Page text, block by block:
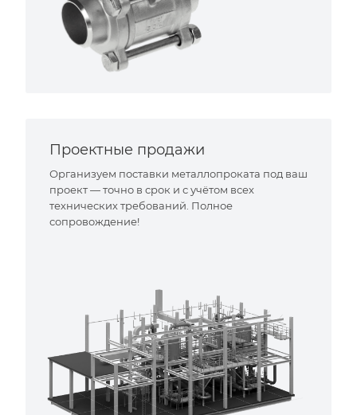
Проектные продажи
Организуем поставки металлопроката под ваш
проект — точно в срок и с учётом всех
технических требований. Полное
сопровождение!